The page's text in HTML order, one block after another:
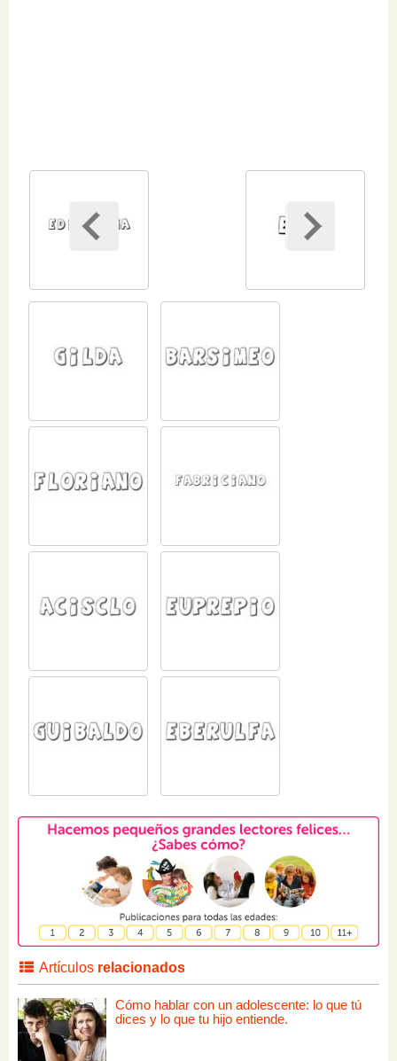
Artículos relacionados
Cómo hablar con un adolescente: lo que tú
dices y lo que tu hijo entiende.